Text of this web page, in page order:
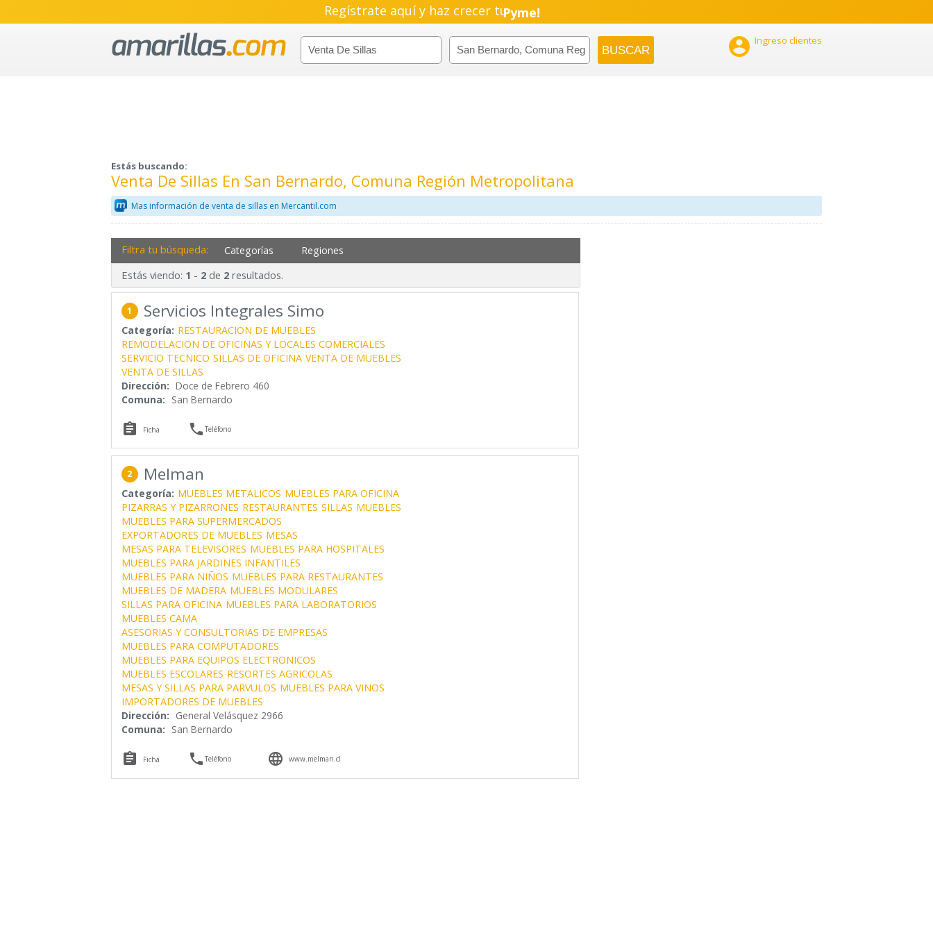
Regístrate aquí y haz crecer tuPyme!
Emprendimiento!
 Ingreso clientes
Estás buscando:
Venta De Sillas En San Bernardo, Comuna Región Metropolitana
Mas información de venta de sillas en Mercantil.com
Filtra tu búsqueda: Categorías Regiones
Estás viendo: 1 - 2de 2resultados.
1 Servicios Integrales Simo
Categoría: RESTAURACION DE MUEBLES
REMODELACION DE OFICINAS Y LOCALES COMERCIALES
SERVICIO TECNICO SILLAS DE OFICINA VENTA DE MUEBLES
VENTA DE SILLAS
Dirección: Doce de Febrero 460
Comuna: San Bernardo
 Ficha Teléfono
2 Melman
Categoría: MUEBLES METALICOS MUEBLES PARA OFICINA
PIZARRAS Y PIZARRONES RESTAURANTES SILLAS MUEBLES
MUEBLES PARA SUPERMERCADOS
EXPORTADORES DE MUEBLES MESAS
MESAS PARA TELEVISORES MUEBLES PARA HOSPITALES
MUEBLES PARA JARDINES INFANTILES
MUEBLES PARA NIÑOS MUEBLES PARA RESTAURANTES
MUEBLES DE MADERA MUEBLES MODULARES
SILLAS PARA OFICINA MUEBLES PARA LABORATORIOS
MUEBLES CAMA
ASESORIAS Y CONSULTORIAS DE EMPRESAS
MUEBLES PARA COMPUTADORES
MUEBLES PARA EQUIPOS ELECTRONICOS
MUEBLES ESCOLARES RESORTES AGRICOLAS
MESAS Y SILLAS PARA PARVULOS MUEBLES PARA VINOS
IMPORTADORES DE MUEBLES
Dirección: General Velásquez 2966
Comuna: San Bernardo
 Ficha Teléfono  www.melman.cl